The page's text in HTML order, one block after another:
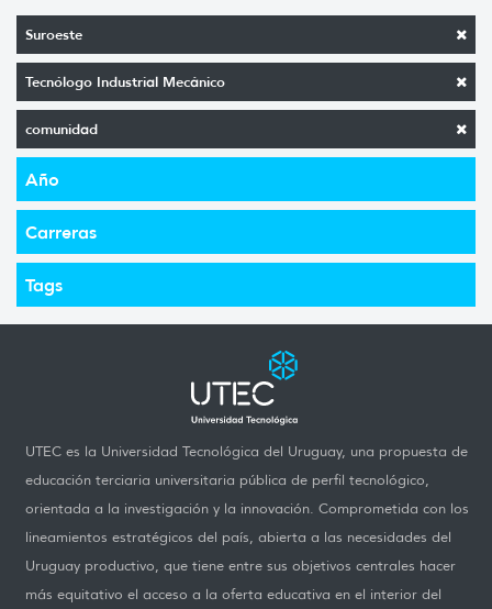
Suroeste
Tecnólogo Industrial Mecánico
comunidad
Año
Carreras
Tags
UTEC es la Universidad Tecnológica del Uruguay, una propuesta de
educación terciaria universitaria pública de perfil tecnológico,
orientada a la investigación y la innovación. Comprometida con los
lineamientos estratégicos del país, abierta a las necesidades del
Uruguay productivo, que tiene entre sus objetivos centrales hacer
más equitativo el acceso a la oferta educativa en el interior del